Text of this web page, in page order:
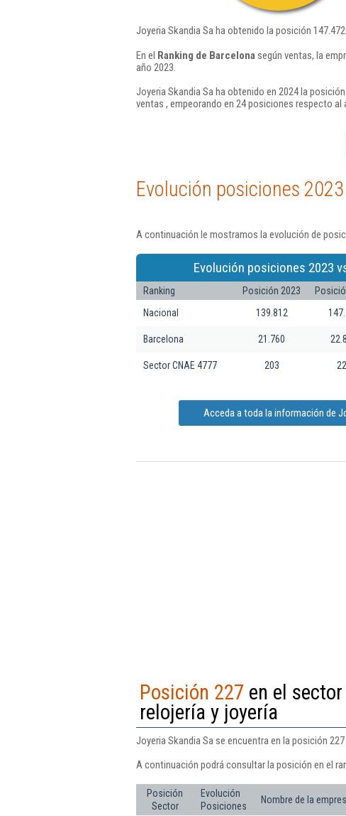
Joyeria Skandia Sa ha obtenido la posición
En el Ranking de Barcelona según ventas, la
año 2023.
Joyeria Skandia Sa ha obtenido en 2024 la
ventas , empeorando en 24 posiciones respecto al
Evolución posiciones
A continuación le mostramos la evolución de
Evolución posiciones 2023
Ranking Posición 2023
Nacional
139.812
Barcelona 21.760
Sector CNAE 4777 203
Acceda a toda la información de
Posición 227 en el
relojería y joyería
Joyeria Skandia Sa se encuentra en la posición
A continuación podrá consultar la posición en el
Posición
Sector
Evolución
Posiciones
Nombre de la